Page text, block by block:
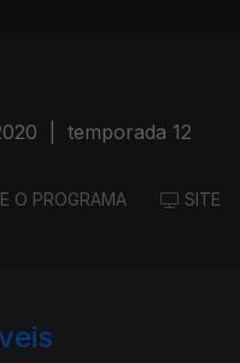
temporada 12
O PROGRAMA SITE